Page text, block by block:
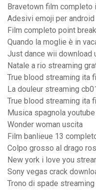
Bravetown film completo
Adesivi emoji per android
Film completo point break
Quando la moglie è in
Just dance wii download
Natale a rio streaming
True blood streaming ita
La douleur streaming
True blood streaming ita
Musica spagnola
Wonder woman uscita
Film banlieue 13
Colpo grosso al drago
New york i love you
Sony vegas crack
Trono di spade